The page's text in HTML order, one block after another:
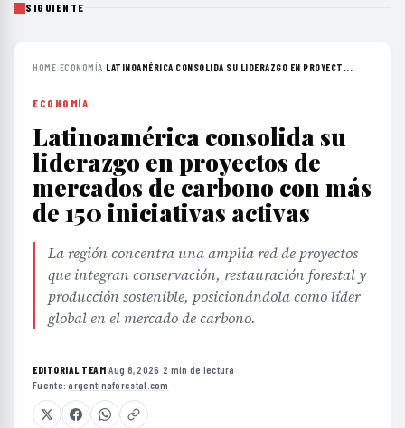
SIGUIENTE
HOME›ECONOMÍA›LATINOAMÉRICA CONSOLIDA SU LIDERAZGO EN PROYECT...
ECONOMÍA
Latinoamérica consolida su
liderazgo en proyectos de
mercados de carbono con más
de 150 iniciativas activas
La región concentra una amplia red de proyectos
que integran conservación, restauración forestal y
producción sostenible, posicionándola como líder
global en el mercado de carbono.
EDITORIAL TEAM·Aug 8, 2026 ·2 min de lectura ·
Fuente:argentinaforestal.com